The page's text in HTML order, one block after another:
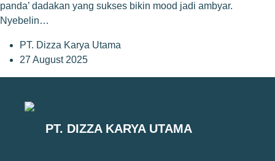
panda’ dadakan yang sukses bikin mood jadi ambyar.
Nyebelin…
PT. Dizza Karya Utama
27 August 2025
PT. DIZZA KARYA UTAMA